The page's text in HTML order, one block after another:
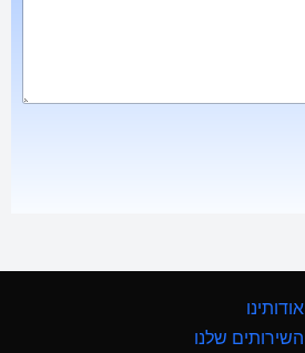
אודותינו
השירותים שלנו